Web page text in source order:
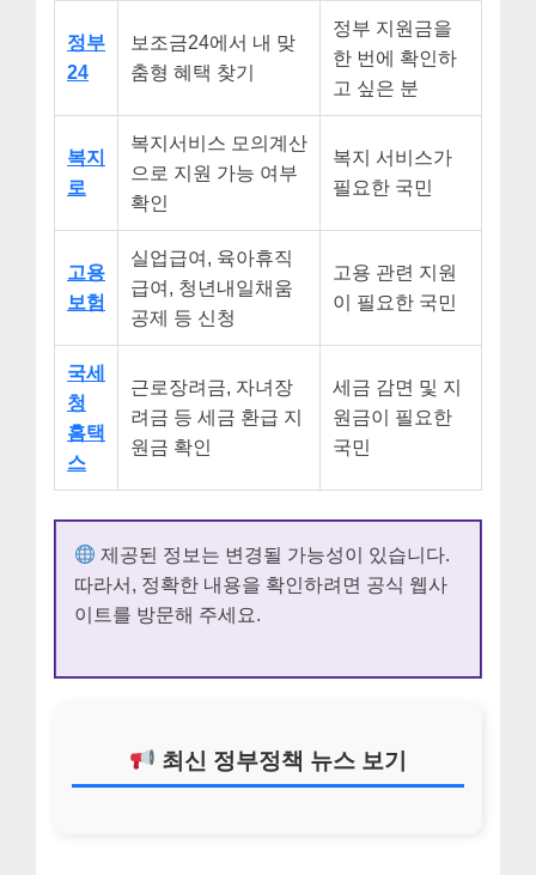
정부
24
보조금24에서 내 맞
춤형 혜택 찾기
정부 지원금을
한 번에 확인하
고 싶은 분
복지
로
복지서비스 모의계산
으로 지원 가능 여부
확인
복지 서비스가
필요한 국민
고용
보험
실업급여, 육아휴직
급여, 청년내일채움
공제 등 신청
고용 관련 지원
이 필요한 국민
국세
청
홈택
스
근로장려금, 자녀장
려금 등 세금 환급 지
원금 확인
세금 감면 및 지
원금이 필요한
국민
제공된 정보는 변경될 가능성이 있습니다.
따라서, 정확한 내용을 확인하려면 공식 웹사
이트를 방문해 주세요.
최신 정부정책 뉴스 보기